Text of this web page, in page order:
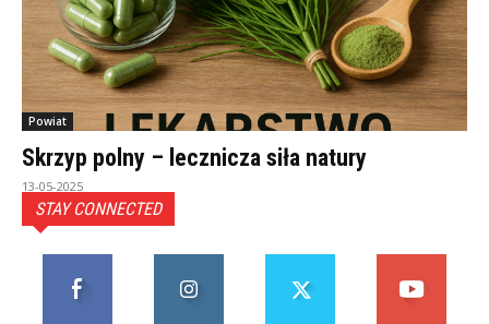
Powiat
Skrzyp polny – lecznicza siła natury
13-05-2025
STAY CONNECTED